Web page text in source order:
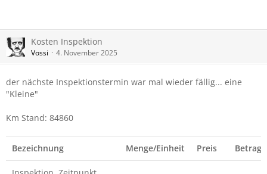
Kosten Inspektion
Vossi 4. November 2025
der nächste Inspektionstermin war mal wieder fällig... eine
"Kleine"
Km Stand: 84860
Bezeichnung Menge/Einheit Preis Betrag